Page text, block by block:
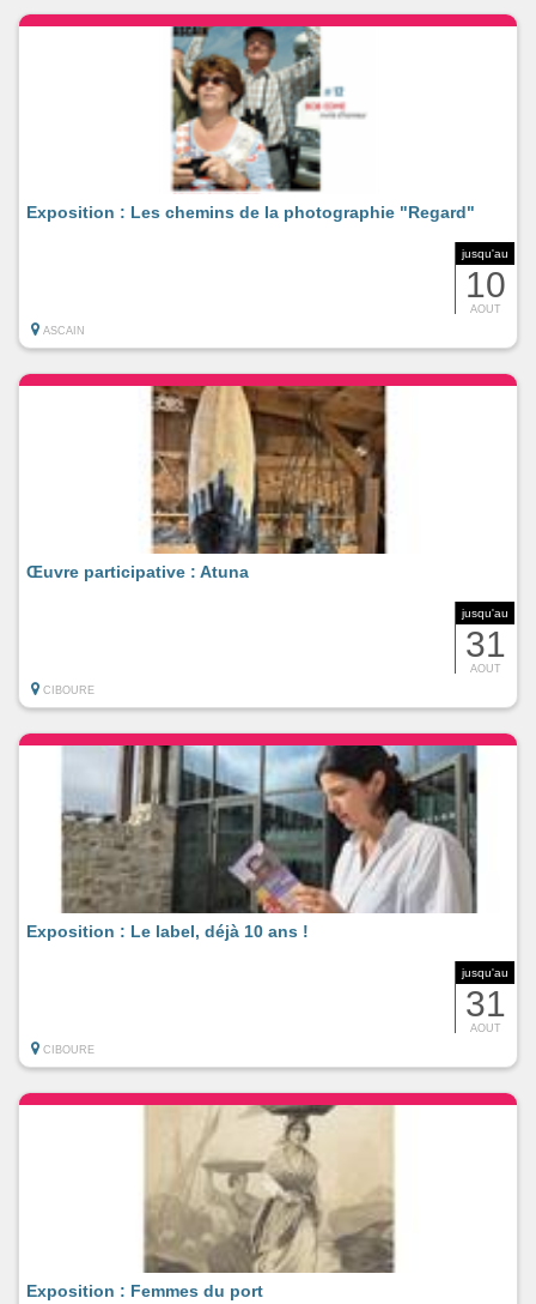
jusqu'au
10
AOUT
Exposition : Les chemins de la photographie "Regard"
ASCAIN
jusqu'au
31
AOUT
Œuvre participative : Atuna
CIBOURE
jusqu'au
31
AOUT
Exposition : Le label, déjà 10 ans !
CIBOURE
Exposition : Femmes du port